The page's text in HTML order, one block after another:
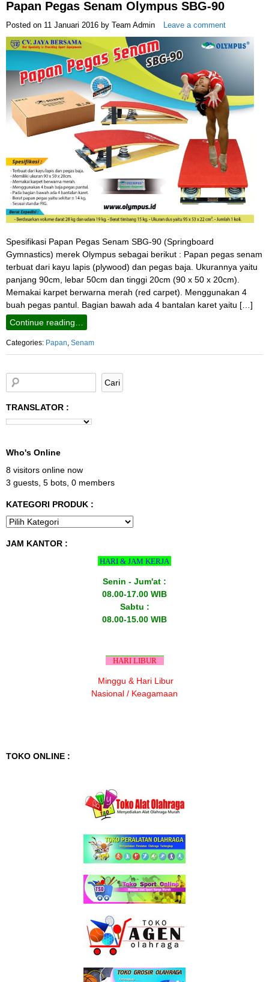
Papan Pegas Senam Olympus SBG-90
Posted on 11 Januari 2016 by Team Admin Leave a comment
Spesifikasi Papan Pegas Senam SBG-90 (Springboard
Gymnastics) merek Olympus sebagai berikut : Papan pegas senam
terbuat dari kayu lapis (plywood) dan pegas baja. Ukurannya yaitu
panjang 90cm, lebar 50cm dan tinggi 20cm (90 x 50 x 20cm).
Memakai karpet berwarna merah (red carpet). Menggunakan 4
buah pegas pantul. Bagian bawah ada 4 bantalan karet yaitu […]
Continue reading…
Categories: Papan, Senam
TRANSLATOR :
Who's Online
8 visitors online now
3 guests, 5 bots, 0 members
KATEGORI PRODUK :
JAM KANTOR :
HARI & JAM KERJA
Senin - Jum'at :
08.00-17.00 WIB
Sabtu :
08.00-15.00 WIB
HARI LIBUR
Minggu & Hari Libur
Nasional / Keagamaan
TOKO ONLINE :